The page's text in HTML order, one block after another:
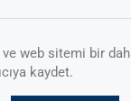
ve web sitemi bir
kaydet.